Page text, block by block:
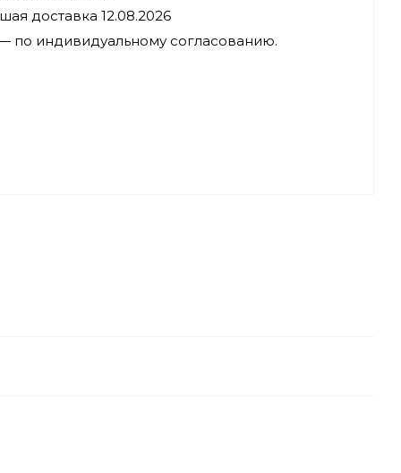
доставка 12.08.2026
по индивидуальному согласованию.